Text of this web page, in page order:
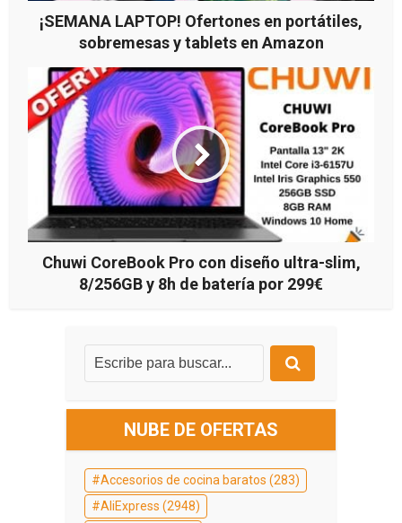
¡SEMANA LAPTOP! Ofertones en portátiles,
sobremesas y tablets en Amazon
Chuwi CoreBook Pro con diseño ultra-slim,
8/256GB y 8h de batería por 299€
NUBE DE OFERTAS
Accesorios de cocina baratos (283)
AliExpress (2948)